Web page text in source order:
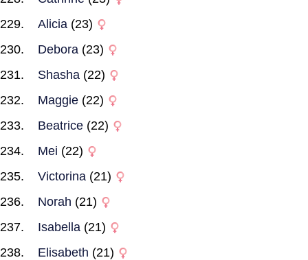
Alicia (23)
Debora (23)
Shasha (22)
Maggie (22)
Beatrice (22)
Mei (22)
Victorina (21)
Norah (21)
Isabella (21)
Elisabeth (21)